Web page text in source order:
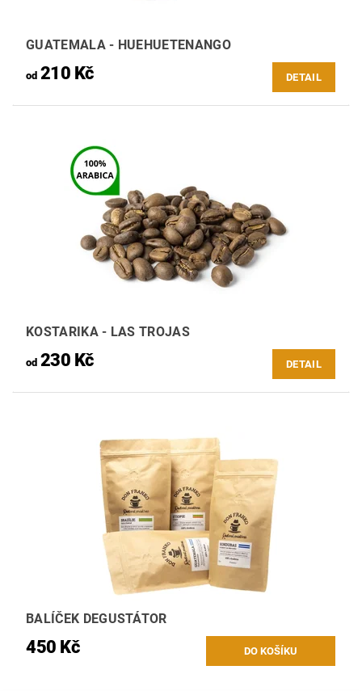
GUATEMALA - HUEHUETENANGO
od210 Kč DETAIL
KOSTARIKA - LAS TROJAS
od230 Kč DETAIL
BALÍČEK DEGUSTÁTOR
450 Kč